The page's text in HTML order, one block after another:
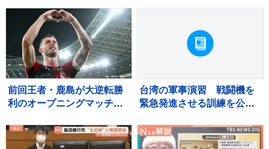
県職員（48）を逮捕
前回王者・鹿島が大逆転勝
利のオープニングマッチ！
ル、超満員の会場が沸い
た！“世界基準”のJリーグ開
台湾の軍事演習 戦闘機を
緊急発進させる訓練を公